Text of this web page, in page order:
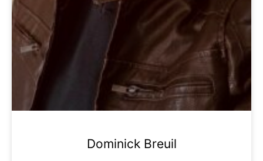
Dominick Breuil